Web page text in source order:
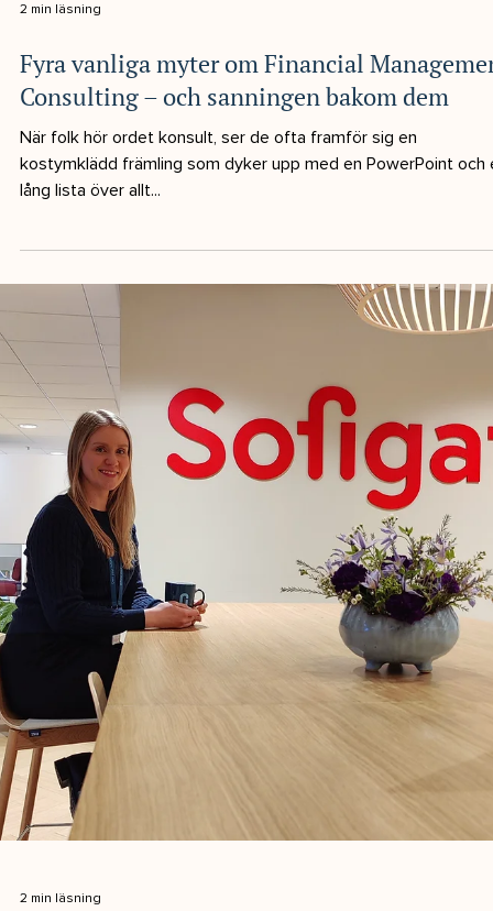
Ny kollega på NIS: Välkommen Gustav
Karlström!
Vi är glada att välkomna Gustav Karlström som vår senaste
förstärkning! Gustav kommer närmast från PwC, där han under
de senaste fyra...